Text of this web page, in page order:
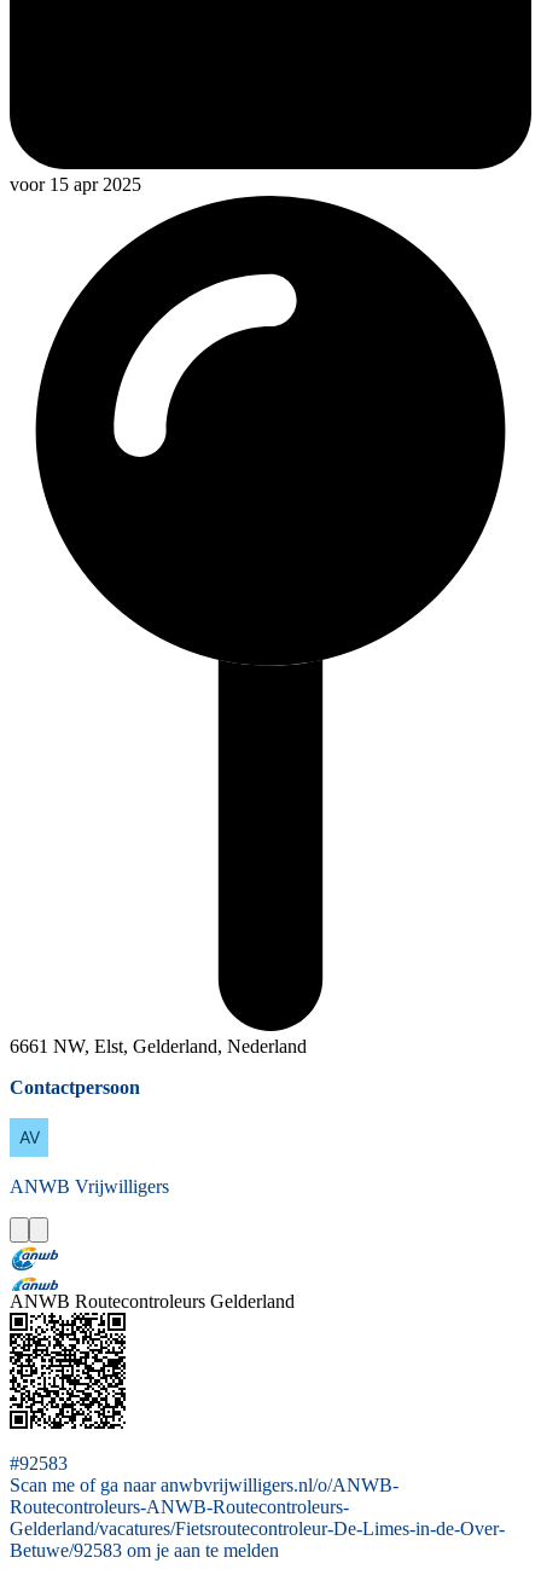
voor 15 apr 2025
6661 NW, Elst, Gelderland, Nederland
Contactpersoon
ANWB Vrijwilligers
ANWB Routecontroleurs Gelderland
#92583
Scan me of ga naar anwbvrijwilligers.nl/o/ANWB-
Routecontroleurs-ANWB-Routecontroleurs-
Gelderland/vacatures/Fietsroutecontroleur-De-Limes-in-de-Over-
Betuwe/92583 om je aan te melden